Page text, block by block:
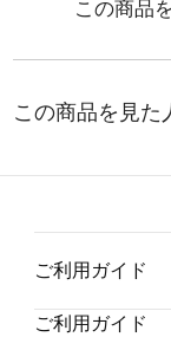
ご利用ガイド
ご利用ガイド